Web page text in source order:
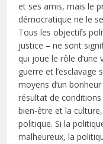
et ses amis, mais le
démocratique ne le
Tous les objectifs
justice – ne sont
qui joue le rôle d’une
guerre et l’esclavage
moyens d’un
résultat de
bien-être et la
politique. Si la
malheureux, la